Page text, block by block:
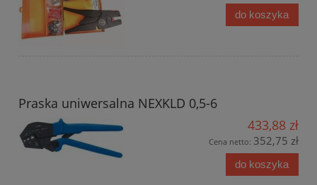
do koszyka
Praska uniwersalna NEXKLD 0,5-6
433,88 zł
Cena netto: 352,75 zł
do koszyka